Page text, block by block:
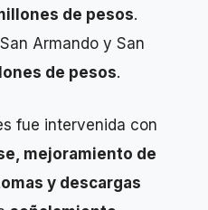
de pesos.
Armando y San
de pesos.
fue intervenida con
mejoramiento de
y descargas